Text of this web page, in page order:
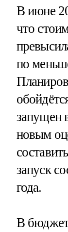
В июне
что
по
запущен
новым
запуск
года.
В